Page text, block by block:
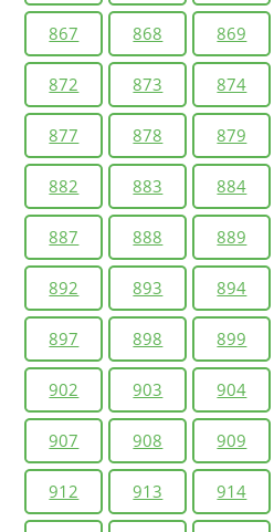
867 868 869
872 873 874
877 878 879
882 883 884
887 888 889
892 893 894
897 898 899
902 903 904
907 908 909
912 913 914